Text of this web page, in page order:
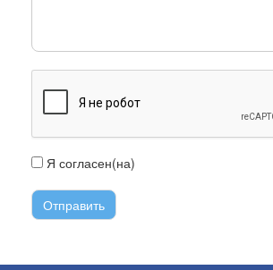
Я согласен(на)